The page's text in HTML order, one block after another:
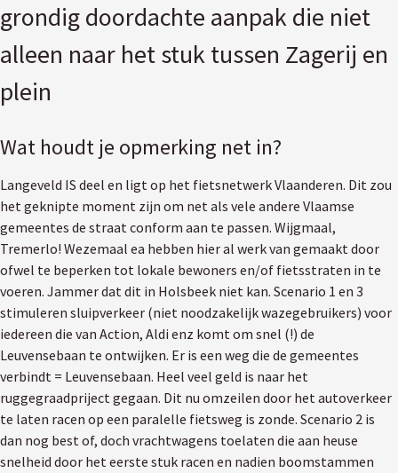
grondig doordachte aanpak die niet
alleen naar het stuk tussen Zagerij en
plein
Wat houdt je opmerking net in?
Langeveld IS deel en ligt op het fietsnetwerk Vlaanderen. Dit zou
het geknipte moment zijn om net als vele andere Vlaamse
gemeentes de straat conform aan te passen. Wijgmaal,
Tremerlo! Wezemaal ea hebben hier al werk van gemaakt door
ofwel te beperken tot lokale bewoners en/of fietsstraten in te
voeren. Jammer dat dit in Holsbeek niet kan. Scenario 1 en 3
stimuleren sluipverkeer (niet noodzakelijk wazegebruikers) voor
iedereen die van Action, Aldi enz komt om snel (!) de
Leuvensebaan te ontwijken. Er is een weg die de gemeentes
verbindt = Leuvensebaan. Heel veel geld is naar het
ruggegraadpriject gegaan. Dit nu omzeilen door het autoverkeer
te laten racen op een paralelle fietsweg is zonde. Scenario 2 is
dan nog best of, doch vrachtwagens toelaten die aan heuse
snelheid door het eerste stuk racen en nadien boomstammen